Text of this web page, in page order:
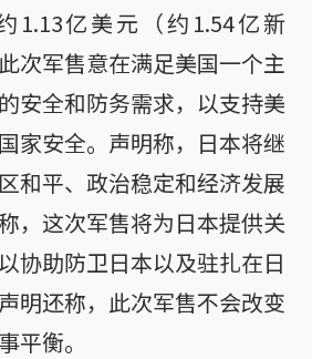
1.13亿美元（约1.54亿新
次军售意在满足美国一个主
安全和防务需求，以支持美
家安全。声明称，日本将继
和平、政治稳定和经济发展
，这次军售将为日本提供关
协助防卫日本以及驻扎在日
明还称，此次军售不会改变
平衡。